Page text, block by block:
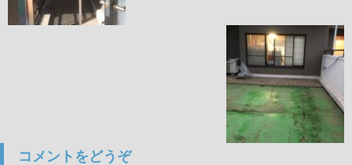
コメントをどうぞ